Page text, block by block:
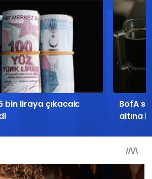
bin liraya çıkacak:
BofA
altına